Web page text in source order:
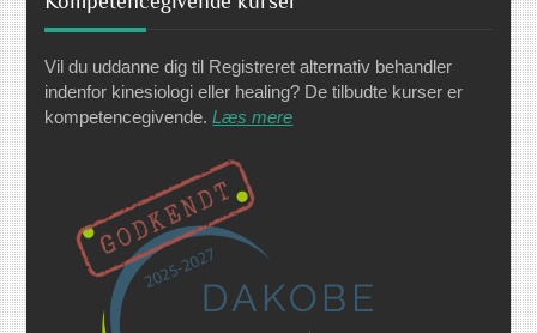
Vil du uddanne dig til Registreret alternativ behandler
indenfor kinesiologi eller healing? De tilbudte kurser er
kompetencegivende.Læs mere